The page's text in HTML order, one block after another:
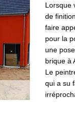
Lorsque
de
faire
pour la
une
brique à
Le
qui a su